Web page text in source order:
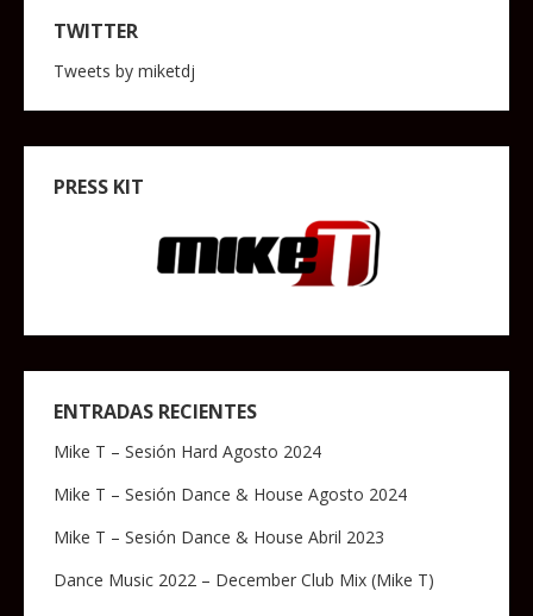
TWITTER
Tweets by miketdj
PRESS KIT
ENTRADAS RECIENTES
Mike T – Sesión Hard Agosto 2024
Mike T – Sesión Dance & House Agosto 2024
Mike T – Sesión Dance & House Abril 2023
Dance Music 2022 – December Club Mix (Mike T)